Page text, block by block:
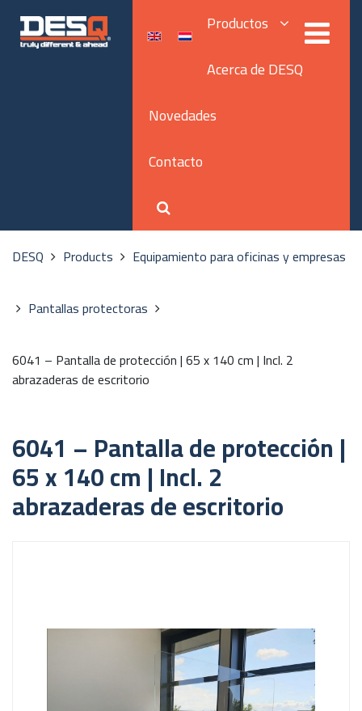
Productos
Acerca de DESQ
Novedades
Contacto
DESQ Products Equipamiento para oficinas y empresas
Pantallas protectoras
6041 – Pantalla de protección | 65 x 140 cm | Incl. 2
abrazaderas de escritorio
6041 – Pantalla de protección |
65 x 140 cm | Incl. 2
abrazaderas de escritorio